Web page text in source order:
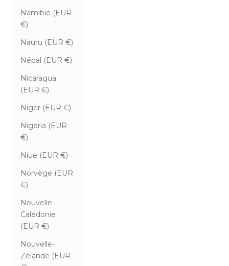
Namibie (EUR
€)
Nauru (EUR €)
Népal (EUR €)
Nicaragua
(EUR €)
Niger (EUR €)
Nigeria (EUR
€)
Niue (EUR €)
Norvège (EUR
€)
Nouvelle-
Calédonie
(EUR €)
Nouvelle-
Zélande (EUR